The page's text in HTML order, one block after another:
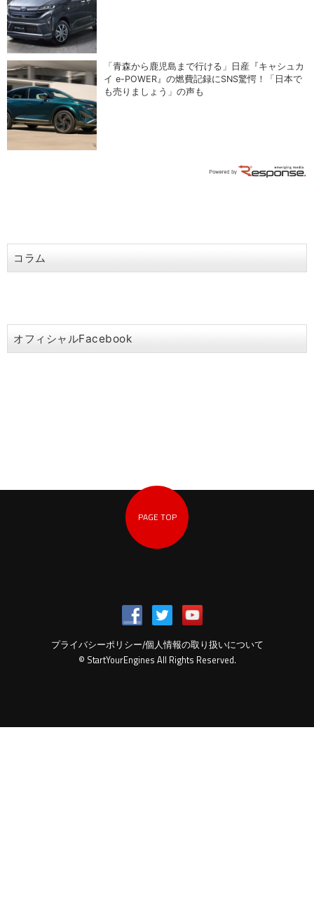
「青森から鹿児島まで行ける」日産『キャシュカ
イ e-POWER』の燃費記録にSNS驚愕！「日本で
も売りましょう」の声も
コラム
オフィシャルFacebook
PAGE TOP
© StartYourEngines All Rights Reserved.
プライバシーポリシー/個人情報の取り扱いについて